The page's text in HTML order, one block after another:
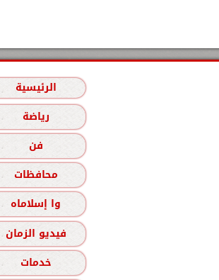
الرئيسية
رياضة
فن
محافظات
وا إسلاماه
فيديو الزمان
خدمات